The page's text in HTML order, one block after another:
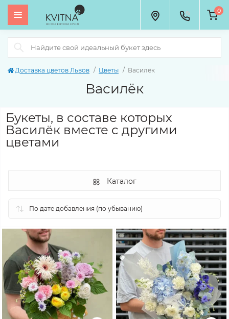
0
Доставка цветов Львов Цветы Василёк
Василёк
Букеты, в составе которых
Василёк вместе с другими
цветами
Каталог